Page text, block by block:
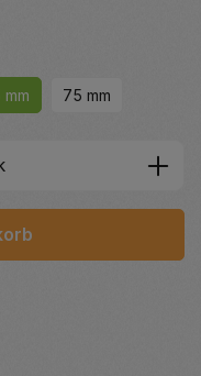
verfügbar.)
mm 75 mm